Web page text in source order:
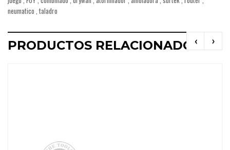
neumatico taladro
PRODUCTOS RELACIONADOS
‹ ›